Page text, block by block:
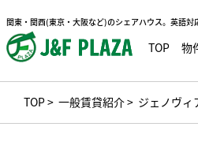
関東・関西(東京・大阪など)のシェアハウス。英語対
TOP 物
TOP> 一般賃貸紹介> ジェノヴィ